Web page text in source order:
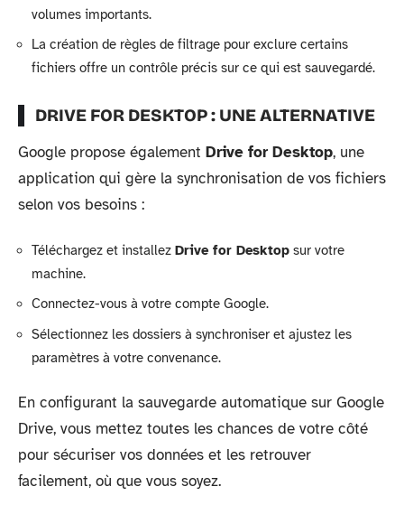
volumes importants.
La création de règles de filtrage pour exclure certains
fichiers offre un contrôle précis sur ce qui est sauvegardé.
DRIVE FOR DESKTOP : UNE ALTERNATIVE
Google propose également Drive for Desktop, une
application qui gère la synchronisation de vos fichiers
selon vos besoins :
Téléchargez et installez Drive for Desktop sur votre
machine.
Connectez-vous à votre compte Google.
Sélectionnez les dossiers à synchroniser et ajustez les
paramètres à votre convenance.
En configurant la sauvegarde automatique sur Google
Drive, vous mettez toutes les chances de votre côté
pour sécuriser vos données et les retrouver
facilement, où que vous soyez.